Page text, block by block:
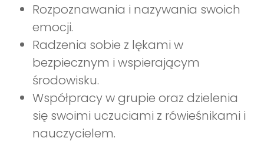
Rozpoznawania i nazywania swoich
emocji.
Radzenia sobie z lękami w
bezpiecznym i wspierającym
środowisku.
Współpracy w grupie oraz dzielenia
się swoimi uczuciami z rówieśnikami i
nauczycielem.